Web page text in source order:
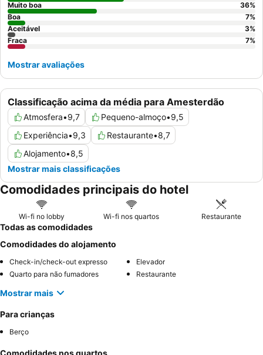
Classificação acima da média para Amesterdão
Atmosfera•9,7 Pequeno-almoço•9,5
Experiência•9,3 Restaurante•8,7
Alojamento•8,5
Mostrar mais classificações
Muito boa
36%
Boa
7%
Aceitável
3%
Fraca
7%
Mostrar avaliações
Comodidades principais do hotel
Wi-fi no lobby Wi-fi nos quartos Restaurante
Todas as comodidades
Comodidades do alojamento
Check-in/check-out expresso
Elevador
Quarto para não fumadores
Restaurante
Mostrar mais
Para crianças
Berço